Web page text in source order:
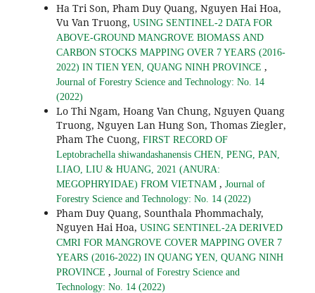
Ha Tri Son, Pham Duy Quang, Nguyen Hai Hoa,
Vu Van Truong, USING SENTINEL-2 DATA FOR
ABOVE-GROUND MANGROVE BIOMASS AND
CARBON STOCKS MAPPING OVER 7 YEARS (2016-
2022) IN TIEN YEN, QUANG NINH PROVINCE ,
Journal of Forestry Science and Technology: No. 14
(2022)
Lo Thi Ngam, Hoang Van Chung, Nguyen Quang
Truong, Nguyen Lan Hung Son, Thomas Ziegler,
Pham The Cuong, FIRST RECORD OF
Leptobrachella shiwandashanensis CHEN, PENG, PAN,
LIAO, LIU & HUANG, 2021 (ANURA:
MEGOPHRYIDAE) FROM VIETNAM , Journal of
Forestry Science and Technology: No. 14 (2022)
Pham Duy Quang, Sounthala Phommachaly,
Nguyen Hai Hoa, USING SENTINEL-2A DERIVED
CMRI FOR MANGROVE COVER MAPPING OVER 7
YEARS (2016-2022) IN QUANG YEN, QUANG NINH
PROVINCE , Journal of Forestry Science and
Technology: No. 14 (2022)